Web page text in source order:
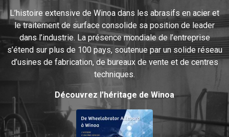
L’histoire extensive de Winoa dans les abrasifs en acier et
le traitement de surface consolide sa position de leader
dans l’industrie. La présence mondiale de l’entreprise
s’étend sur plus de 100 pays, soutenue par un solide réseau
d’usines de fabrication, de bureaux de vente et de centres
techniques.
Découvrez l’héritage de Winoa